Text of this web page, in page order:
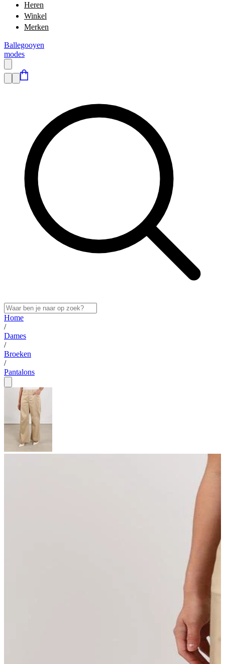
Heren
Winkel
Merken
Ballegooyen
modes
Home
/
Dames
/
Broeken
/
Pantalons